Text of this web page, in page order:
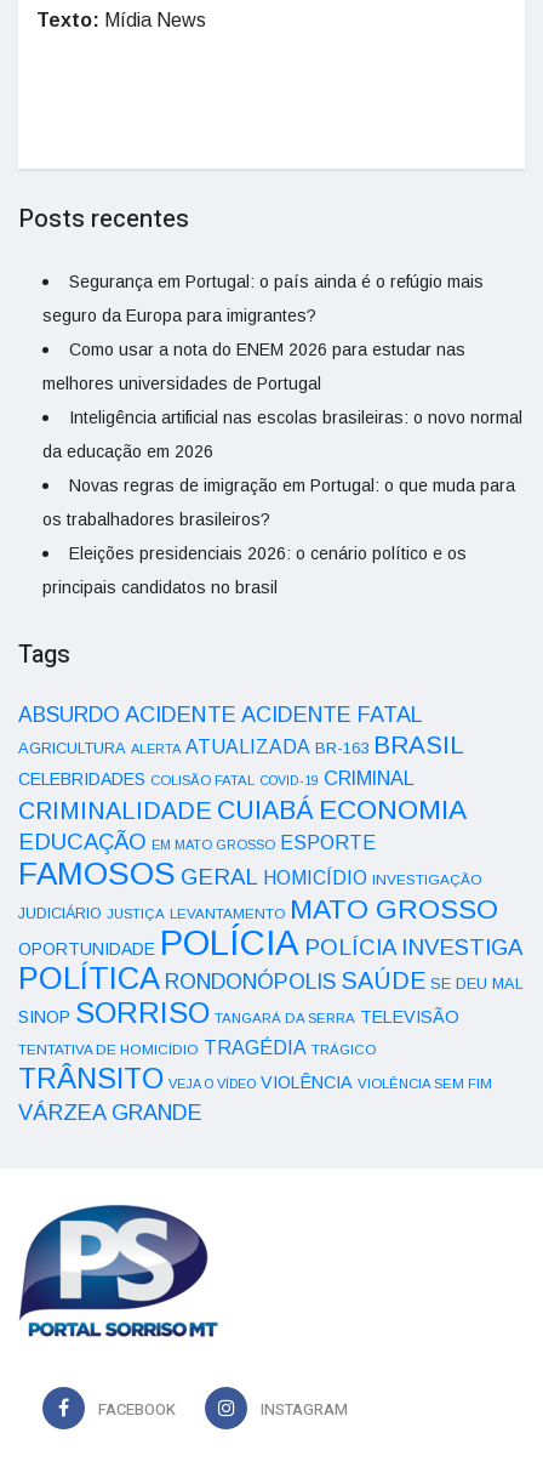
Texto: Mídia News
Posts recentes
Segurança em Portugal: o país ainda é o refúgio mais
seguro da Europa para imigrantes?
Como usar a nota do ENEM 2026 para estudar nas
melhores universidades de Portugal
Inteligência artificial nas escolas brasileiras: o novo normal
da educação em 2026
Novas regras de imigração em Portugal: o que muda para
os trabalhadores brasileiros?
Eleições presidenciais 2026: o cenário político e os
principais candidatos no brasil
Tags
ABSURDO ACIDENTE ACIDENTE FATAL
AGRICULTURA ALERTA ATUALIZADA BR-163 BRASIL
CELEBRIDADES COLISÃO FATAL COVID-19 CRIMINAL
CRIMINALIDADE CUIABÁ ECONOMIA
EDUCAÇÃO EM MATO GROSSO ESPORTE
FAMOSOS GERAL HOMICÍDIO INVESTIGAÇÃO
JUDICIÁRIO JUSTIÇA LEVANTAMENTO MATO GROSSO
OPORTUNIDADE POLÍCIA POLÍCIA INVESTIGA
POLÍTICA RONDONÓPOLIS SAÚDE SE DEU MAL
SINOP SORRISO TANGARÁ DA SERRA TELEVISÃO
TENTATIVA DE HOMICÍDIO TRAGÉDIA TRÁGICO
TRÂNSITO VEJA O VÍDEO VIOLÊNCIA VIOLÊNCIA SEM FIM
VÁRZEA GRANDE
FACEBOOK INSTAGRAM